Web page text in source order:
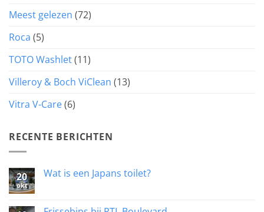
Meest gelezen (72)
Roca (5)
TOTO Washlet(11)
Villeroy & Boch ViClean (13)
Vitra V-Care(6)
RECENTE BERICHTEN
20
okt
Wat is een Japans toilet?
Wat